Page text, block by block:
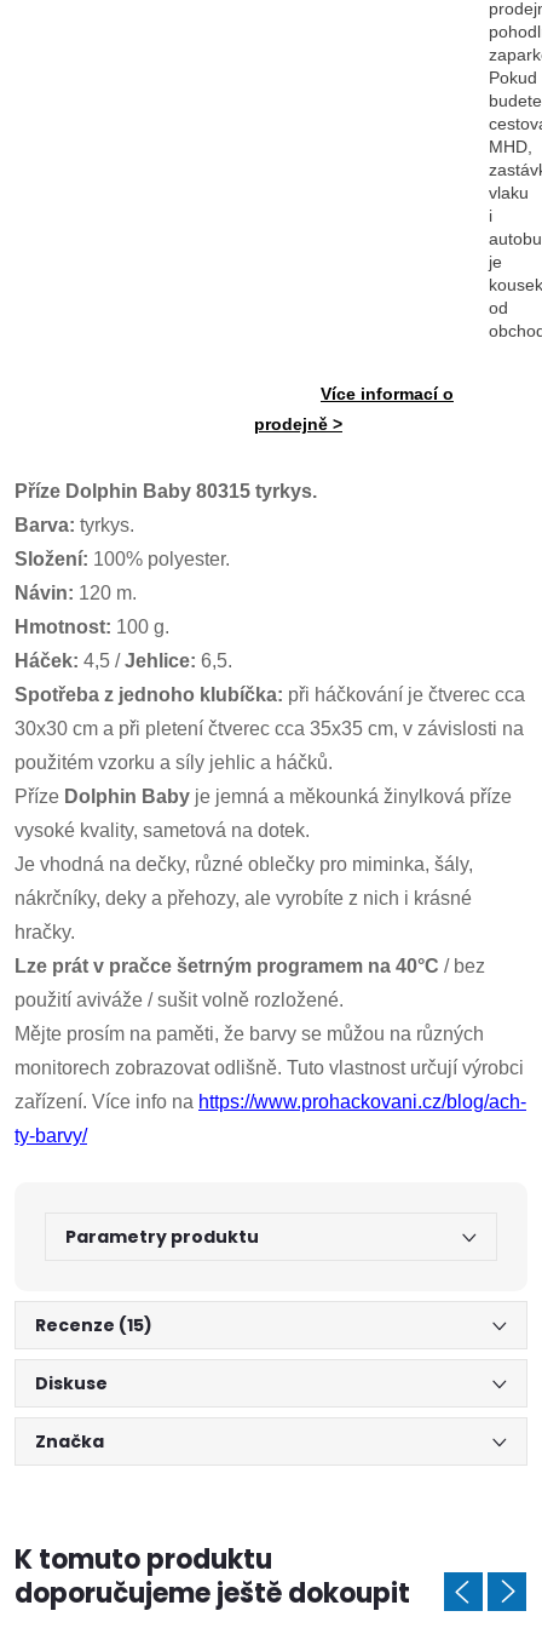
Příze Dolphin Baby 80315 tyrkys.
Barva: tyrkys.
Složení: 100% polyester.
Návin: 120 m.
Hmotnost: 100 g.
Háček: 4,5 /Jehlice: 6,5.
Spotřeba z jednoho klubíčka: při háčkování je čtverec cca
30x30 cm a při pletení čtverec cca 35x35 cm, v závislosti na
použitém vzorku a síly jehlic a háčků.
Příze Dolphin Baby je jemná a měkounká žinylková příze
vysoké kvality, sametová na dotek.
Je vhodná na dečky, různé oblečky pro miminka, šály,
nákrčníky, deky a přehozy, ale vyrobíte z nich i krásné
hračky.
Lze prát v pračce šetrným programem na 40°C / bez
použití aviváže / sušit volně rozložené.
Mějte prosím na paměti, že barvy se můžou na různých
monitorech zobrazovat odlišně. Tuto vlastnost určují výrobci
zařízení. Více info na https://www.prohackovani.cz/blog/ach-
ty-barvy/
Pokud
budete
MHD,
vlaku
i
je
kousek
od
Více informací o
prodejně >
Parametry produktu
Recenze (15)
Diskuse
Značka
K tomuto produktu
doporučujeme ještě dokoupit